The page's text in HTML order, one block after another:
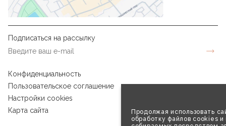
Продолжая использовать
обработку файлов cookies и
Подписаться на рассылку
Конфиденциальность
Пользовательское соглашение
Настройки cookies
Карта сайта